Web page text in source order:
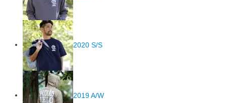
2020 S/S
2019 A/W